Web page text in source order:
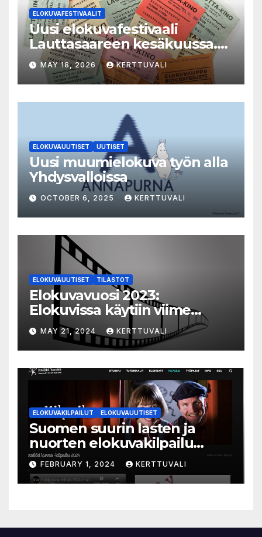
ELOKUVAFESTIVAALIT
Uusi elokuvafestivaali
Lauttasaareen kesäkuussa.
LAUTTA-KINO esittää kaikki
elokuvat 35mm-filmiltä.
MAY 18, 2026 KERTTUVALI
ELOKUVAUUTISET UUTISET
Uusi muumielokuva työn alla
Yhdysvalloissa
OCTOBER 6, 2025 KERTTUVALI
ELOKUVAUUTISET TILASTOT
Elokuvavuosi 2023:
Elokuvissa käytiin viime
vuonna 7,2 miljoonaa kertaa
ympäri Suomen
MAY 21, 2024 KERTTUVALI
ELOKUVAKILPAILUT ELOKUVAUUTISET
Suomen suurin lasten ja
nuorten elokuvakilpailu
alkaa – suojelijana Aki
Kaurismäki
FEBRUARY 1, 2024 KERTTUVALI